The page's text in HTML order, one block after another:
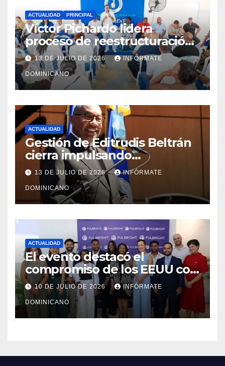
ACTUALIDAD PRINCIPAL
Víctor Pichardo lidera
proceso de reestructuración
y fortalecimiento del PRM en
Monte Plata
13 DE JULIO DE 2026 INFÓRMATE
DOMINICANO
ACTUALIDAD
Gestión de Editrudis Beltrán
cierra impulsando
modernización, expansión y
transformación institucional
13 DE JULIO DE 2026 INFÓRMATE
DOMINICANO
ACTUALIDAD
El evento destacó el
compromiso de los EEUU con
el liderazgo, la innovación y la
excelencia académica por
más de ocho décadas.
10 DE JULIO DE 2026 INFÓRMATE
DOMINICANO